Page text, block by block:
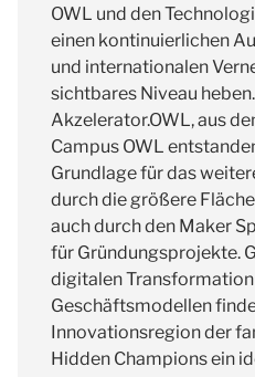
OWL und den
einen kontinuierlichen
und internationalen
sichtbares Niveau
Akzelerator.OWL, aus
Campus OWL
Grundlage für das
durch die größere
auch durch den Maker
für Gründungsprojekte.
digitalen
Geschäftsmodellen
Innovationsregion der
Hidden Champions ein